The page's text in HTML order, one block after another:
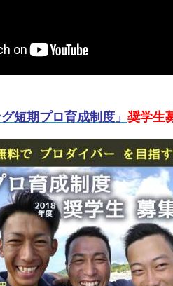
グ短期プロ育成制度」 奨学生